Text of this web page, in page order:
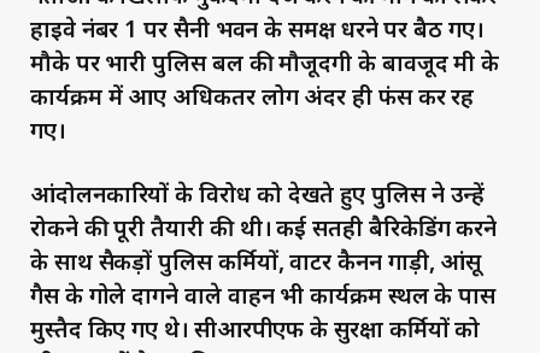
हाइवे नंबर 1 पर सैनी भवन के समक्ष धरने पर बैठ गए।
मौके पर भारी पुलिस बल की मौजूदगी के बावजूद मंत्री के
कार्यक्रम में आए अधिकतर लोग अंदर ही फंस कर रह
गए।
आंदोलनकारियों के विरोध को देखते हुए पुलिस ने उन्हें
रोकने की पूरी तैयारी की थी। कई सतही बैरिकेडिंग करने
के साथ सैकड़ों पुलिस कर्मियों, वाटर कैनन गाड़ी, आंसू
गैस के गोले दागने वाले वाहन भी कार्यक्रम स्थल के पास
मुस्तैद किए गए थे। सीआरपीएफ के सुरक्षा कर्मियों को